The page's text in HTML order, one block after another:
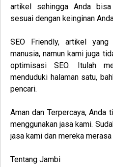
artikel sehingga Anda
sesuai dengan keinginan
SEO Friendly, artikel yang
manusia, namun kami juga
optimisasi SEO. Itulah
menduduki halaman satu,
pencari.
Aman dan Terpercaya, Anda
menggunakan jasa kami.
jasa kami dan mereka
Tentang Jambi